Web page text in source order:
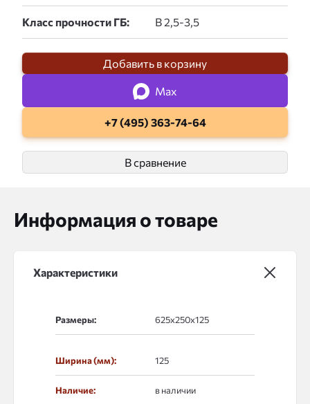
Класс прочности ГБ:
Добавить в корзину
Max
+7 (495) 363-74-64
В сравнение
Информация о товаре
Характеристики
Размеры:
Ширина (мм): 125
Наличие: в наличии